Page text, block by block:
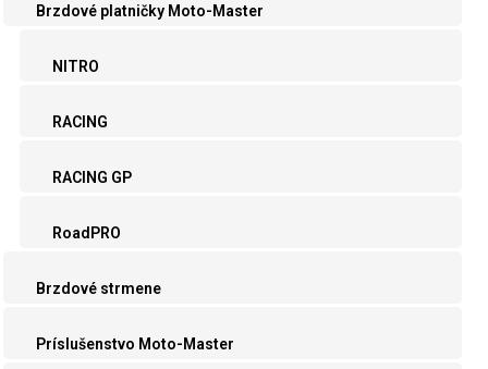
Brzdové platničky Moto-Master
NITRO
RACING
RACING GP
RoadPRO
Brzdové strmene
Príslušenstvo Moto-Master